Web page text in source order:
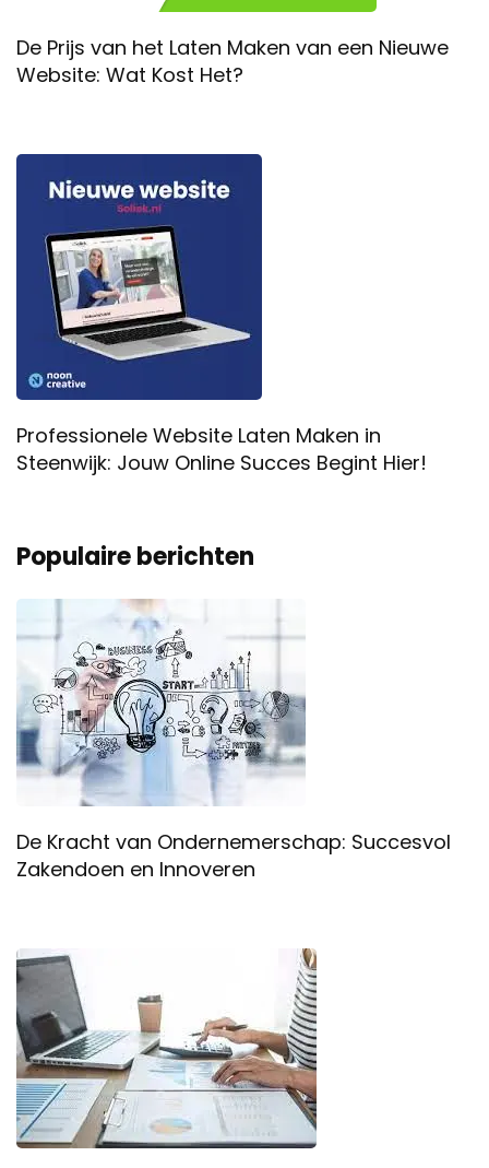
De Prijs van het Laten Maken van een Nieuwe
Website: Wat Kost Het?
Professionele Website Laten Maken in
Steenwijk: Jouw Online Succes Begint Hier!
Populaire berichten
De Kracht van Ondernemerschap: Succesvol
Zakendoen en Innoveren